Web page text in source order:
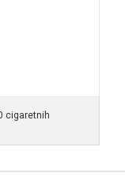
cigaretnih